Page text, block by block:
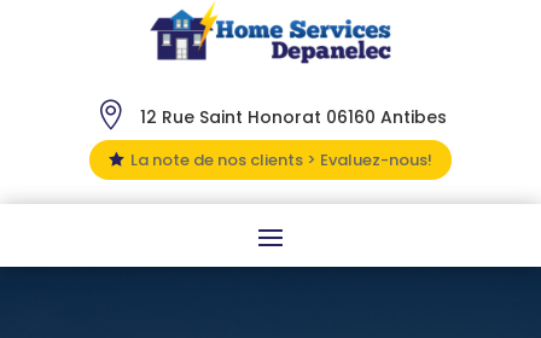
 12 Rue Saint Honorat 06160 Antibes
 La note de nos clients > Evaluez-nous!